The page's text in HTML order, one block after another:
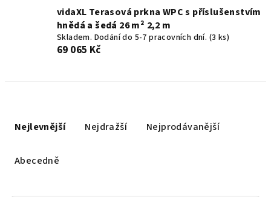
vidaXL Terasová prkna WPC s příslušenstvím
hnědá a šedá 26 m² 2,2 m
Skladem. Dodání do 5-7 pracovních dní. (3 ks)
69 065 Kč
Nejlevnější Nejdražší Nejprodávanější
Abecedně